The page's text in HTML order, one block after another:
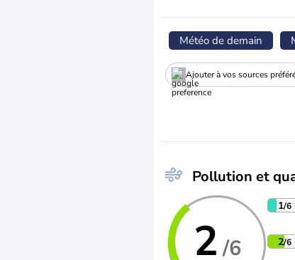
Météo de demain
Ajouter à vos sources
Pollution et
2 /6
1/6
2/6